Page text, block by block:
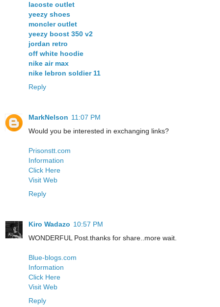
lacoste outlet
yeezy shoes
moncler outlet
yeezy boost 350 v2
jordan retro
off white hoodie
nike air max
nike lebron soldier 11
Reply
MarkNelson 11:07 PM
Would you be interested in exchanging links?
Prisonstt.com
Information
Click Here
Visit Web
Reply
Kiro Wadazo 10:57 PM
WONDERFUL Post.thanks for share..more wait.
Blue-blogs.com
Information
Click Here
Visit Web
Reply